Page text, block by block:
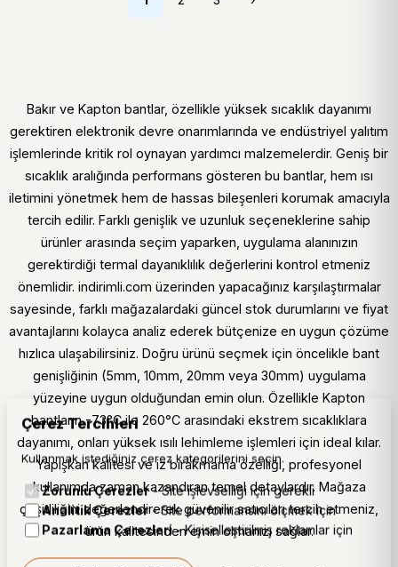
Bakır ve Kapton bantlar, özellikle yüksek sıcaklık dayanımı
gerektiren elektronik devre onarımlarında ve endüstriyel yalıtım
işlemlerinde kritik rol oynayan yardımcı malzemelerdir. Geniş bir
sıcaklık aralığında performans gösteren bu bantlar, hem ısı
iletimini yönetmek hem de hassas bileşenleri korumak amacıyla
tercih edilir. Farklı genişlik ve uzunluk seçeneklerine sahip
ürünler arasında seçim yaparken, uygulama alanınızın
gerektirdiği termal dayanıklılık değerlerini kontrol etmeniz
önemlidir. indirimli.com üzerinden yapacağınız karşılaştırmalar
sayesinde, farklı mağazalardaki güncel stok durumlarını ve fiyat
avantajlarını kolayca analiz ederek bütçenize en uygun çözüme
hızlıca ulaşabilirsiniz. Doğru ürünü seçmek için öncelikle bant
genişliğinin (5mm, 10mm, 20mm veya 30mm) uygulama
yüzeyine uygun olduğundan emin olun. Özellikle Kapton
bantların -73°C ile 260°C arasındaki ekstrem sıcaklıklara
dayanımı, onları yüksek ısılı lehimleme işlemleri için ideal kılar.
Yapışkan kalitesi ve iz bırakmama özelliği, profesyonel
kullanımda zaman kazandıran temel detaylardır. Mağaza
çeşitliliğini değerlendirerek güvenilir satıcıları tercih etmeniz,
ürün kalitesinden emin olmanızı sağlar.
Çerez Tercihleri
Kullanmak istediğiniz çerez kategorilerini seçin.
Zorunlu Çerezler- Site işlevselliği için gerekli
Analitik Çerezler- Site performansını ölçmek için
Pazarlama Çerezleri- Kişiselleştirilmiş reklamlar için